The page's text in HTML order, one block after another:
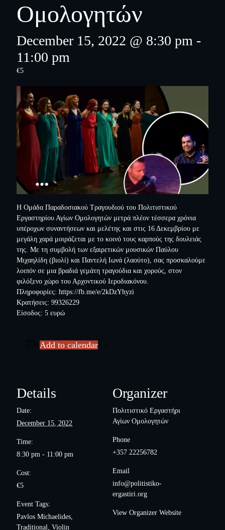
Ομολογητών
December 15, 2022 @ 8:30 pm -
11:00 pm
€5
Η Ομάδα Παραδοσιακού Τραγουδιού του Πολιτιστικού
Εργαστηρίου Αγίων Ομολογητών μετρά πλέον τέσσερα χρόνια
υπέροχων συναντήσεων και μελέτης και στις 16 Δεκεμβρίου με
μεγάλη χαρά μοιράζεται με το κοινό τους καρπούς της δουλειάς
της. Με τη συμβολή των εξαιρετικών μουσικών Παύλου
Μιχαηλίδη (βιολί) και Παντελή Ιωνά (λαούτο), σας προσκαλούμε
λοιπόν σε μια βραδιά γεμάτη τραγούδια και χορούς, στον
φιλόξενο χώρο του Αρχοντικού Ιεροδιακόνου.
Πληροφορίες:https://fb.me/e/2kDzYhyzi
Κρατήσεις: 99326229
Είσοδος: 5 ευρώ
Add to calendar
Details
Date:
December 15, 2022
Time:
8:30 pm - 11:00 pm
Cost:
€5
Event Tags:
Pavlos Michaelides
Traditional ,Violin
Organizer
Πολιτιστικό Εργαστήρι
Αγίων Ομολογητών
Phone
+357 22256782
Email
info@politistiko-
ergastiri.org
View Organizer Website